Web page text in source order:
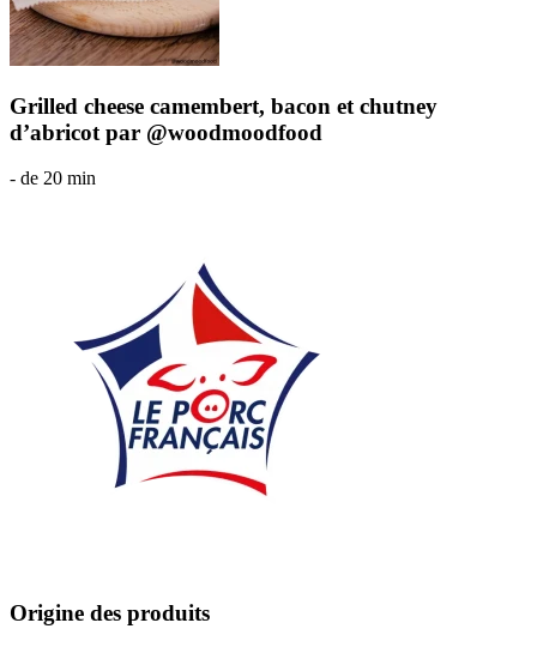
Grilled cheese camembert, bacon et chutney
d’abricot par @woodmoodfood
- de 20 min
Origine des produits